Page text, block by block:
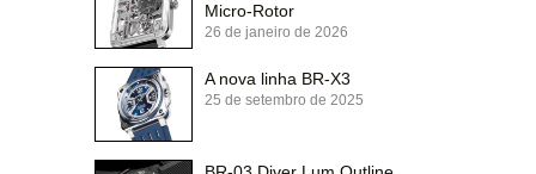
Micro-Rotor
26 de janeiro de 2026
A nova linha BR-X3
25 de setembro de 2025